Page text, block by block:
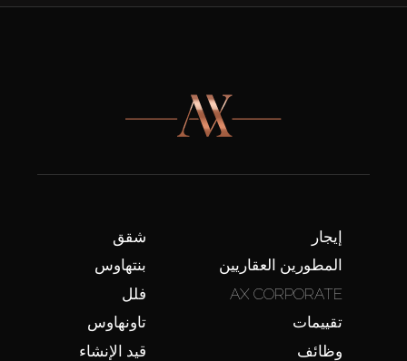
شقق
بنتهاوس
فلل
تاونهاوس
قيد الإنشاء
إيجار
المطورين العقاريين
AX CORPORATE
تقييمات
وظائف